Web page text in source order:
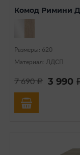
Комод Римини
Размеры: 620
Материал: ЛДСП
7 690a 3 990